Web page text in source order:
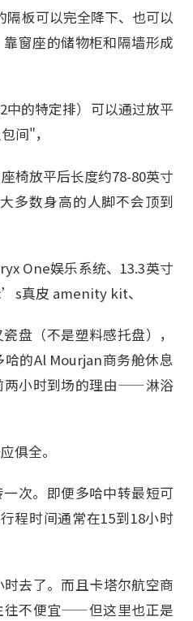
板可以完全降下、也可以
窗座的储物柜和隔墙形成
中的特定排）可以通过放平
间"，
椅放平后长度约78-80英寸
多数身高的人脚不会顶到
One娱乐系统、13.3英寸
真皮 amenity kit、
盘（不是塑料感托盘），
的Al Mourjan商务舱休息
两小时到场的理由——淋浴
俱全。
次。即便多哈中转最短可
程时间通常在15到18小时
去了。而且卡塔尔航空商
往不便宜——但这里也正是